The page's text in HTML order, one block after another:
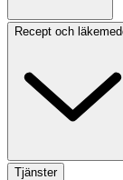
Recept och
Tjänster